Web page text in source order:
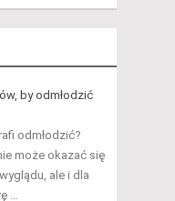
by odmłodzić
odmłodzić?
może okazać się
ale i dla
…